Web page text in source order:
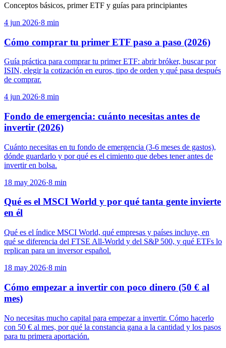
Conceptos básicos, primer ETF y guías para principiantes
4 jun 2026·8 min
Cómo comprar tu primer ETF paso a paso (2026)
Guía práctica para comprar tu primer ETF: abrir bróker, buscar por
ISIN, elegir la cotización en euros, tipo de orden y qué pasa después
de comprar.
4 jun 2026·8 min
Fondo de emergencia: cuánto necesitas antes de
invertir (2026)
Cuánto necesitas en tu fondo de emergencia (3-6 meses de gastos),
dónde guardarlo y por qué es el cimiento que debes tener antes de
invertir en bolsa.
18 may 2026·8 min
Qué es el MSCI World y por qué tanta gente invierte
en él
Qué es el índice MSCI World, qué empresas y países incluye, en
qué se diferencia del FTSE All-World y del S&P 500, y qué ETFs lo
replican para un inversor español.
18 may 2026·8 min
Cómo empezar a invertir con poco dinero (50 € al
mes)
No necesitas mucho capital para empezar a invertir. Cómo hacerlo
con 50 € al mes, por qué la constancia gana a la cantidad y los pasos
para tu primera aportación.